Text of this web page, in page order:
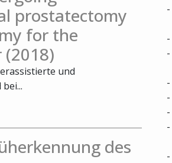
prostatectomy
for the
und
des